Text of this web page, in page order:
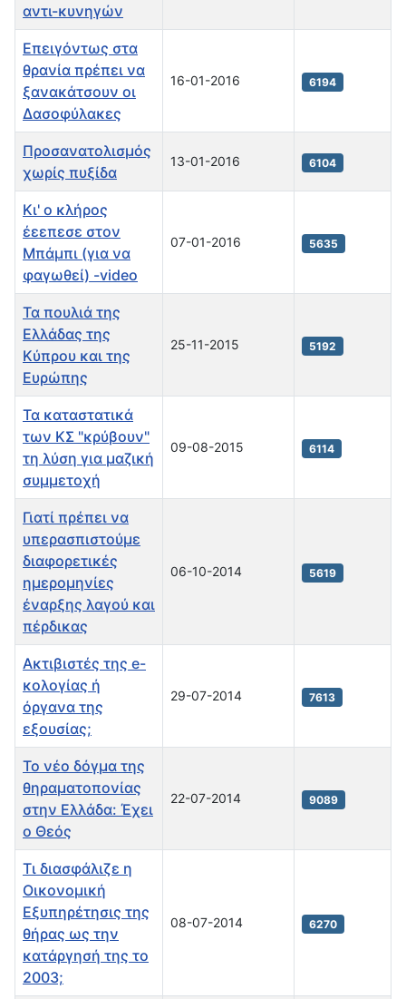
αντι-κυνηγών
Επειγόντως στα
θρανία πρέπει να
ξανακάτσουν οι
Δασοφύλακες
16-01-2016 6194
Προσανατολισμός
χωρίς πυξίδα
13-01-2016 6104
Κι' ο κλήρος
έεεπεσε στον
Μπάμπι (για να
φαγωθεί) -video
07-01-2016 5635
Τα πουλιά της
Ελλάδας της
Κύπρου και της
Ευρώπης
25-11-2015 5192
Τα καταστατικά
των ΚΣ "κρύβουν"
τη λύση για μαζική
συμμετοχή
09-08-2015 6114
Γιατί πρέπει να
υπερασπιστούμε
διαφορετικές
ημερομηνίες
έναρξης λαγού και
πέρδικας
06-10-2014 5619
Ακτιβιστές της e-
κολογίας ή
όργανα της
εξουσίας;
29-07-2014 7613
Το νέο δόγμα της
θηραματοπονίας
στην Ελλάδα: Έχει
ο Θεός
22-07-2014 9089
Τι διασφάλιζε η
Οικονομική
Εξυπηρέτησις της
θήρας ως την
κατάργησή της το
2003;
08-07-2014 6270